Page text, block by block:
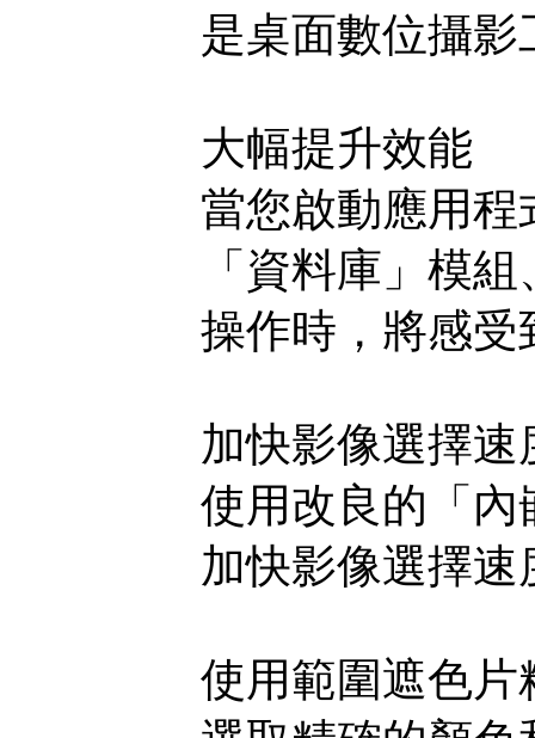
是桌面數位攝
大幅提升效能
當您啟動應用
「資料庫」模
操作時，將感
加快影像選擇速
使用改良的「
加快影像選擇速
使用範圍遮色